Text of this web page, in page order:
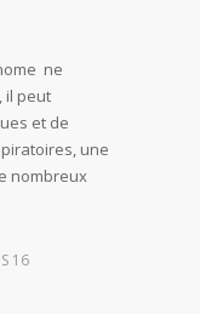
ne
il peut
et de
une
nombreux
16